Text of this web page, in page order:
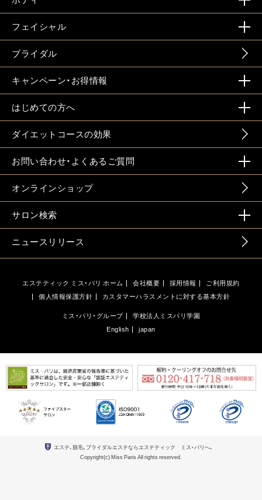
フェイシャル
ブライダル
キャンペーン・お得情報
はじめての方へ
ダイエットコースの効果
お問い合わせ・よくあるご質問
オンラインショップ
サロン検索
ニュースリリース
エステティック ミス・パリ ホーム 会社概要 採用情報
ご利用規約
個人情報保護方針
カスタマーハラスメントに対する基本方針
ミス・パリ・グループ
学校法人ミスパリ学園
English
japan
エステ、脱毛、ブライダルエステならエステティック ミス・パリへ。
Copyright(c) Miss Paris All rights reserved.